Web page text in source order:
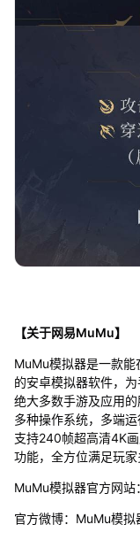
【关于网易MuMu】
MuMu模拟器是一款
的安卓模拟器软件，
绝大多数手游及应用
多种操作系统，多端
支持240帧超高清4K
功能，全方位满足玩家
MuMu模拟器官方网站
官方微博：MuMu模拟